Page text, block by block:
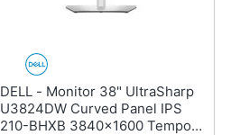
DELL - Monitor 38" UltraSharp
U3824DW Curved Panel IPS
210-BHXB 3840×1600 Tempo